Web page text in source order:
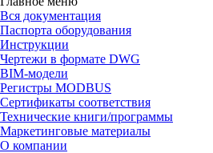
Вся документация
Паспорта оборудования
Инструкции
Чертежи в формате DWG
BIM-модели
Регистры MODBUS
Сертификаты соответствия
Технические книги/программы
Маркетинговые материалы
О компании